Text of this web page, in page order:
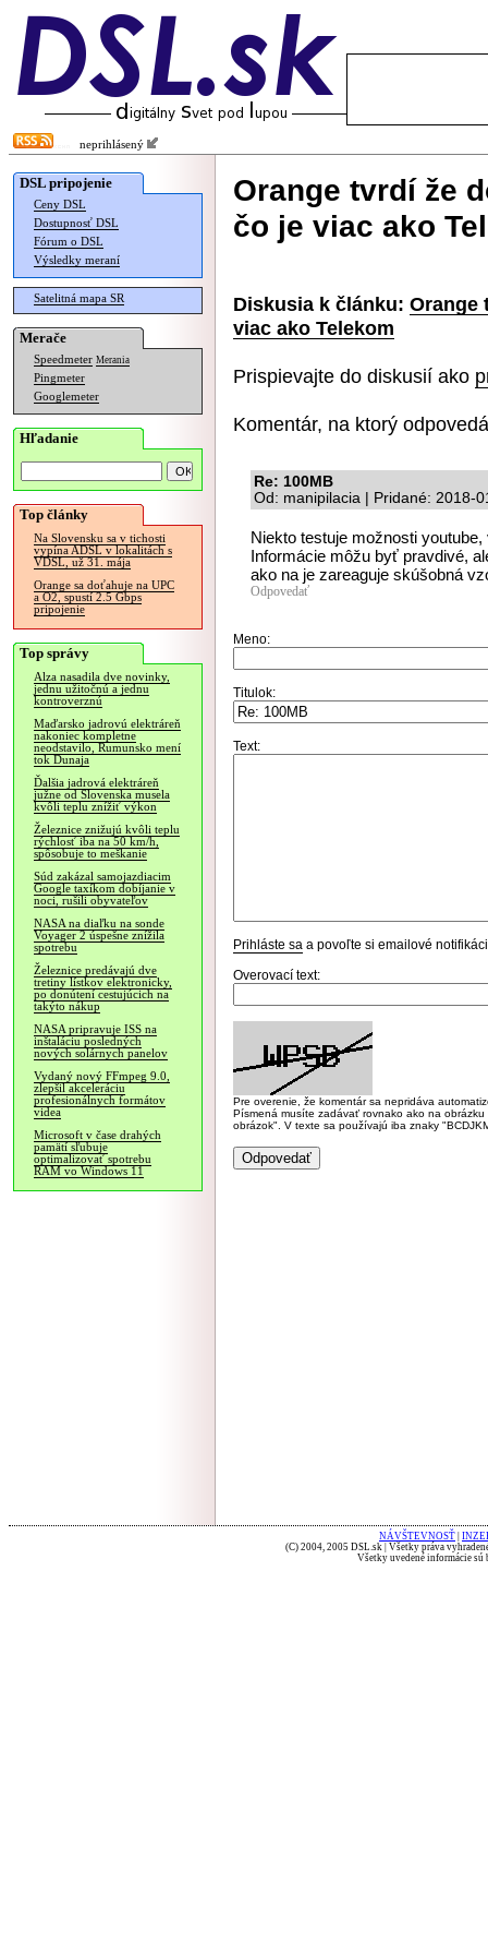
neprihlásený
DSL pripojenie
Ceny DSL
Dostupnosť DSL
Fórum o DSL
Výsledky meraní
Satelitná mapa SR
Merače
Speedmeter Merania
Pingmeter
Googlemeter
Hľadanie
Top články
Na Slovensku sa v tichosti
vypína ADSL v lokalitách s
VDSL, už 31. mája
Orange sa doťahuje na UPC
a O2, spustí 2.5 Gbps
pripojenie
Top správy
Alza nasadila dve novinky,
jednu užitočnú a jednu
kontroverznú
Maďarsko jadrovú elektráreň
nakoniec kompletne
neodstavilo, Rumunsko mení
tok Dunaja
Ďalšia jadrová elektráreň
južne od Slovenska musela
kvôli teplu znížiť výkon
Železnice znižujú kvôli teplu
rýchlosť iba na 50 km/h,
spôsobuje to meškanie
Súd zakázal samojazdiacim
Google taxíkom dobíjanie v
noci, rušili obyvateľov
NASA na diaľku na sonde
Voyager 2 úspešne znížila
spotrebu
Železnice predávajú dve
tretiny lístkov elektronicky,
po donútení cestujúcich na
takýto nákup
NASA pripravuje ISS na
inštaláciu posledných
nových solárnych panelov
Vydaný nový FFmpeg 9.0,
zlepšil akceleráciu
profesionálnych formátov
videa
Microsoft v čase drahých
pamätí sľubuje
optimalizovať spotrebu
RAM vo Windows 11
Orange tvrdí že
čo je viac ako
Diskusia k článku: Orange
viac ako Telekom
Prispievajte do diskusií ako
Komentár, na ktorý
Re: 100MB
Od: manipilacia | Pridané: 2018-
Niekto testuje možnosti
Informácie môžu byť pravdivé,
ako na je zareaguje skúšobná
Odpovedať
Meno:
Titulok:
Text:
Prihláste sa a povoľte si emailové
Overovací text:
Pre overenie, že komentár sa nepridáva
Písmená musíte zadávať rovnako ako na
obrázok". V texte sa používajú iba znaky
NÁVŠTEVNOSŤ
(C) 2004, 2005 DSL.sk | Všetky práva
Všetky uvedené informácie sú